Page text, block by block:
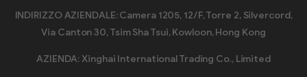
INDIRIZZO AZIENDALE: Camera 1205, 12/F, Torre 2, Silvercord,
Via Canton 30, Tsim Sha Tsui, Kowloon, Hong Kong
AZIENDA: Xinghai International Trading Co., Limited